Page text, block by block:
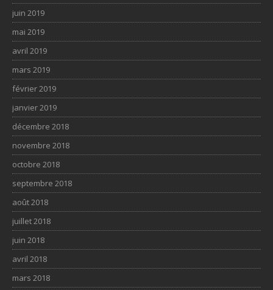
juin 2019
mai 2019
avril 2019
mars 2019
février 2019
janvier 2019
décembre 2018
novembre 2018
octobre 2018
septembre 2018
août 2018
juillet 2018
juin 2018
avril 2018
mars 2018